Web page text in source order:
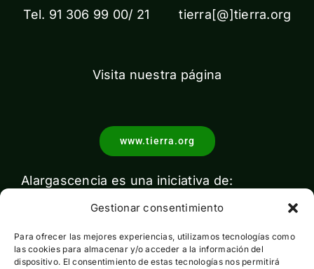
Gestionar consentimiento
Para ofrecer las mejores experiencias, utilizamos tecnologías como
las cookies para almacenar y/o acceder a la información del
dispositivo. El consentimiento de estas tecnologías nos permitirá
Tel. 91 306 99 00/ 21 tierra[@]tierra.org
Visita nuestra página
www.tierra.org
Alargascencia es una iniciativa de: